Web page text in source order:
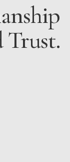
Trust.